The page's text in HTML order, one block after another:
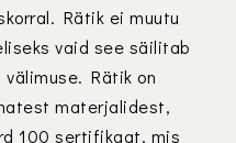
Rätik ei muutu
vaid see säilitab
välimuse. Rätik on
materjalidest,
100 sertifikaat, mis